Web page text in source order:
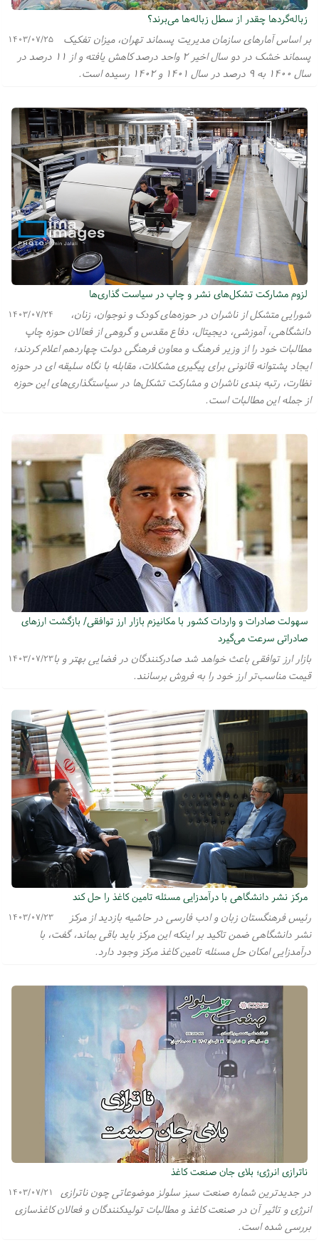
زباله‌گردها چقدر از سطل زباله‌ها می‌برند؟
۱۴۰۳/۰۷/۲۵
بر اساس آمارهای سازمان مدیریت پسماند تهران، میزان تفکیک
پسماند خشک در دو سال اخیر ۲ واحد درصد کاهش یافته و از ۱۱ درصد در
سال ۱۴۰۰ به ۹ درصد در سال ۱۴۰۱ و ۱۴۰۲ رسیده است.
لزوم مشارکت تشکل‌های نشر و چاپ در سیاست گذاری‌ها
۱۴۰۳/۰۷/۲۴
شورایی متشکل از ناشران در حوزه‌های کودک و نوجوان، زنان،
دانشگاهی، آموزشی، دیجیتال، دفاع مقدس و گروهی از فعالان حوزه چاپ
مطالبات خود را از وزیر فرهنگ و معاون فرهنگی دولت چهاردهم اعلام کردند؛
ایجاد پشتوانه قانونی برای پیگیری مشکلات، مقابله با نگاه سلیقه ای در حوزه
نظارت، رتبه بندی ناشران و مشارکت تشکل‌ها در سیاستگذاری‌های این حوزه
از جمله این مطالبات است.
سهولت صادرات و واردات کشور با مکانیزم بازار ارز توافقی/ بازگشت ارز‌های
صادراتی سرعت می‌گیرد
۱۴۰۳/۰۷/۲۳بازار ارز توافقی باعث خواهد شد صادرکنندگان در فضایی بهتر و با
قیمت مناسب‌تر ارز خود را به فروش برسانند.
مرکز نشر دانشگاهی با درآمدزایی مسئله تامین کاغذ را حل کند
۱۴۰۳/۰۷/۲۳
رئیس فرهنگستان زبان و ادب فارسی در حاشیه بازدید از مرکز
نشر دانشگاهی ضمن تاکید بر اینکه این مرکز باید باقی بماند، گفت، با
درآمدزایی امکان حل مسئله تامین کاغذ مرکز وجود دارد.
ناترازی انرژی؛ بلای جان صنعت کاغذ
۱۴۰۳/۰۷/۲۱
در جدیدترین شماره صنعت سبز سلولز موضوعاتی چون ناترازی
انرژی و تاثیر آن در صنعت کاغذ و مطالبات تولیدکنندگان و فعالان کاغذسازی
بررسی شده است.